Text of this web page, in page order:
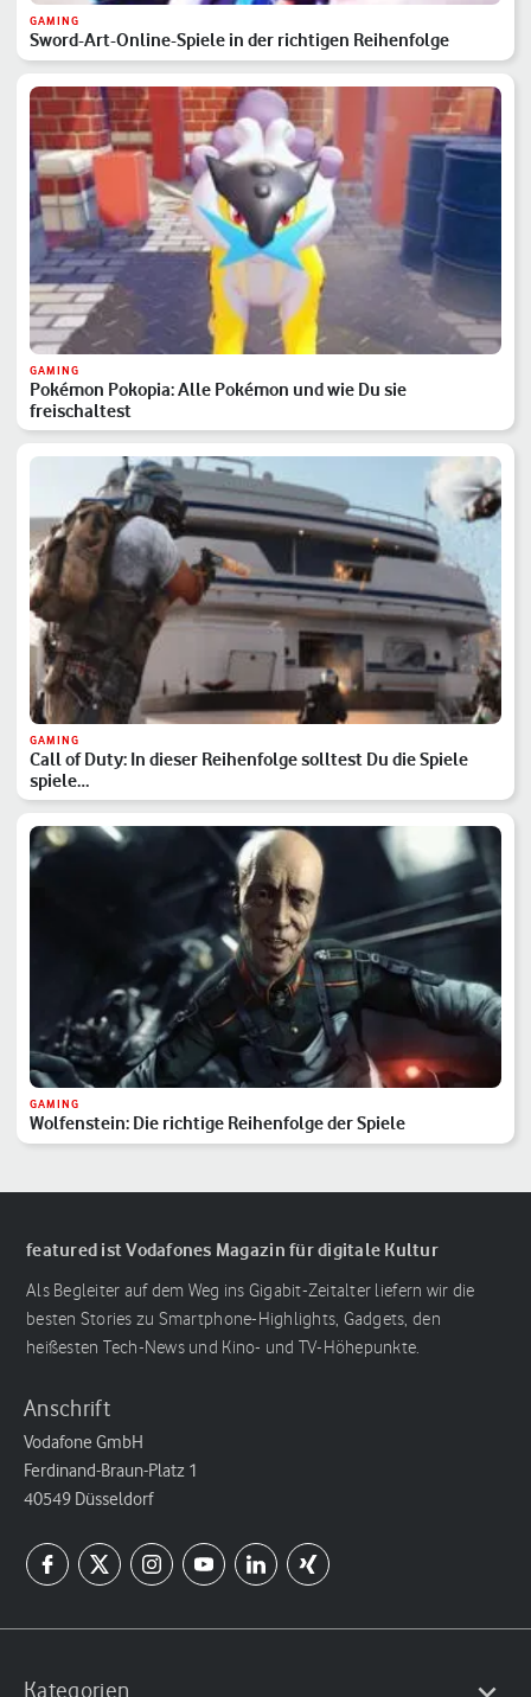
GAMING
Sword-Art-Online-Spiele in der richtigen Reihenfolge
GAMING
Pokémon Pokopia: Alle Pokémon und wie Du sie
freischaltest
GAMING
Call of Duty: In dieser Reihenfolge solltest Du die Spiele
spiele…
GAMING
Wolfenstein: Die richtige Reihenfolge der Spiele
featured ist Vodafones Magazin für digitale Kultur
Als Begleiter auf dem Weg ins Gigabit-Zeitalter liefern wir die
besten Stories zu Smartphone-Highlights, Gadgets, den
heißesten Tech-News und Kino- und TV-Höhepunkte.
Anschrift
Vodafone GmbH
Ferdinand-Braun-Platz 1
40549 Düsseldorf
Kategorien